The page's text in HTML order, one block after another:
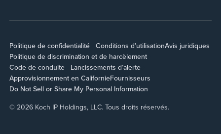
Politique de confidentialité Conditions d’utilisationAvis juridiques
Politique de discrimination et de harcèlement
Code de conduite
Lancissements d’alerte
Approvisionnement en CalifornieFournisseurs
Do Not Sell or Share My Personal Information
© 2026 Koch IP Holdings, LLC. Tous droits réservés.